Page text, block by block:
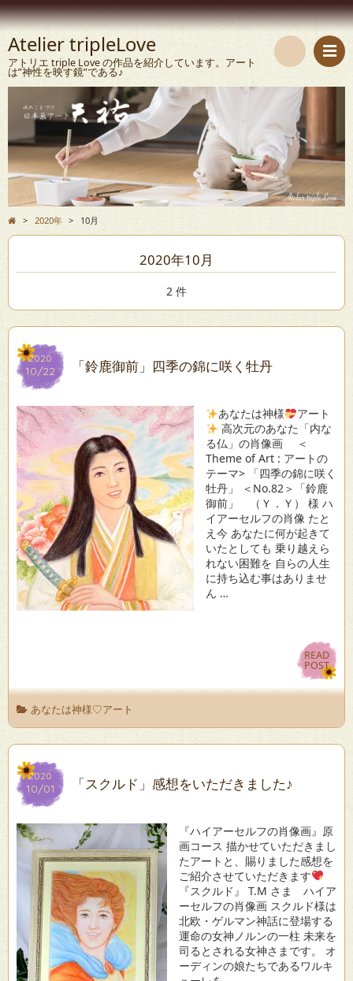
Atelier tripleLove
アトリエ triple Love の作品を紹介しています。アート
は”神性を映す鏡”である♪
検
> 2020年 > 10月
2020年10月
2 件
2020
10/22
2020
10/22 「鈴鹿御前」四季の錦に咲く牡丹
あなたは神様
アート
高次元のあなた「内な
る仏」の肖像画 ＜
Theme of Art : アートの
テーマ> 「四季の錦に咲く
牡丹」 ＜No.82＞「鈴鹿
御前」 （Ｙ．Ｙ） 様 ハ
イアーセルフの肖像 たと
え今 あなたに何が起きて
いたとしても 乗り越えら
れない困難を 自らの人生
に持ち込む事はありませ
ん …
READ
POST
READ
POST
あなたは神様♡アート
2020
10/01
2020
10/01 「スクルド」感想をいただきました♪
『ハイアーセルフの肖像画』原
画コース 描かせていただきまし
たアートと、賜りました感想を
ご紹介させていただきます
『スクルド』 T.M さま ハイア
ーセルフの肖像画 スクルド様は
北欧・ゲルマン神話に登場する
運命の女神ノルンの一柱 未来を
司るとされる女神さまです。 オ
ーディンの娘たちであるワルキ